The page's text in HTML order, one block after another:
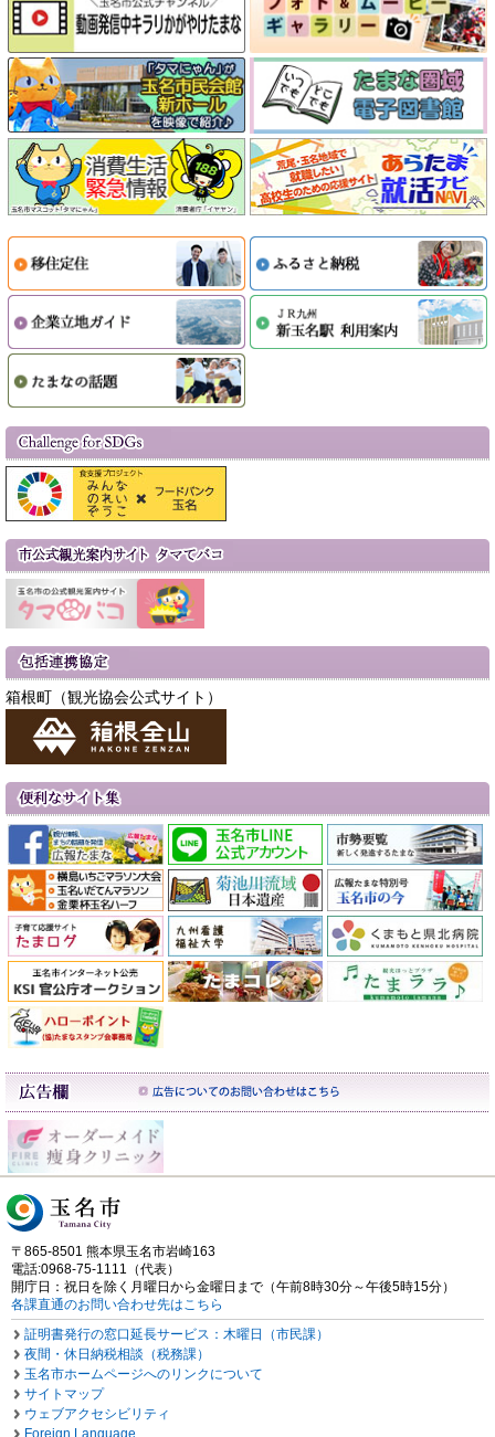
箱根町（観光協会公式サイト）
〒865-8501 熊本県玉名市岩崎163
電話:0968-75-1111（代表）
開庁日：祝日を除く月曜日から金曜日まで（午前8時30分～午後5時15分）
各課直通のお問い合わせ先はこちら
証明書発行の窓口延長サービス：木曜日（市民課）
夜間・休日納税相談（税務課）
玉名市ホームページへのリンクについて
サイトマップ
ウェブアクセシビリティ